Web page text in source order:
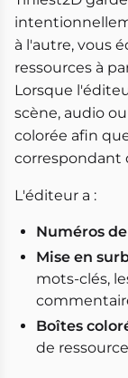
à l'autre, vous
ressources à
Lorsque
scène, audio
colorée afin
correspondant
L'éditeur a :
Numéros
Mise en
mots-clés,
Boîtes
de